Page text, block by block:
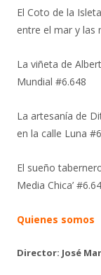
El Coto de la
entre el mar y las
La viñeta de
Mundial #6.648
La artesanía de
en la calle Luna
El sueño
Media Chica’
Quienes somos
Director: José